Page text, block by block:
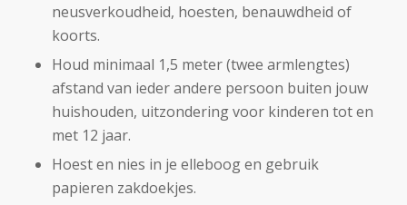
neusverkoudheid, hoesten, benauwdheid of
koorts.
Houd minimaal 1,5 meter (twee armlengtes)
afstand van ieder andere persoon buiten jouw
huishouden, uitzondering voor kinderen tot en
met 12 jaar.
Hoest en nies in je elleboog en gebruik
papieren zakdoekjes.